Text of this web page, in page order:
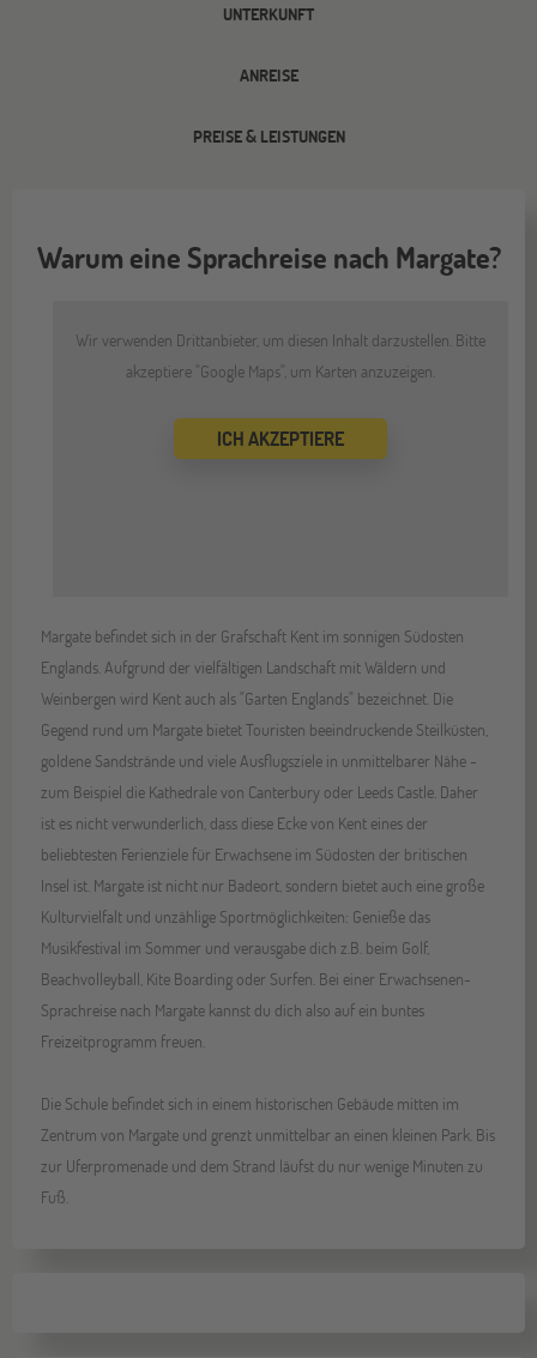
UNTERKUNFT
ANREISE
PREISE & LEISTUNGEN
Warum eine Sprachreise nach Margate?
Wir verwenden Drittanbieter, um diesen Inhalt darzustellen. Bitte
akzeptiere "Google Maps", um Karten anzuzeigen.
ICH AKZEPTIERE
Margate befindet sich in der Grafschaft Kent im sonnigen Südosten
Englands. Aufgrund der vielfältigen Landschaft mit Wäldern und
Weinbergen wird Kent auch als "Garten Englands" bezeichnet. Die
Gegend rund um Margate bietet Touristen beeindruckende Steilküsten,
goldene Sandstrände und viele Ausflugsziele in unmittelbarer Nähe -
zum Beispiel die Kathedrale von Canterbury oder Leeds Castle. Daher
ist es nicht verwunderlich, dass diese Ecke von Kent eines der
beliebtesten Ferienziele für Erwachsene im Südosten der britischen
Insel ist. Margate ist nicht nur Badeort, sondern bietet auch eine große
Kulturvielfalt und unzählige Sportmöglichkeiten: Genieße das
Musikfestival im Sommer und verausgabe dich z.B. beim Golf,
Beachvolleyball, Kite Boarding oder Surfen. Bei einer Erwachsenen-
Sprachreise nach Margate kannst du dich also auf ein buntes
Freizeitprogramm freuen.
Die Schule befindet sich in einem historischen Gebäude mitten im
Zentrum von Margate und grenzt unmittelbar an einen kleinen Park. Bis
zur Uferpromenade und dem Strand läufst du nur wenige Minuten zu
Fuß.